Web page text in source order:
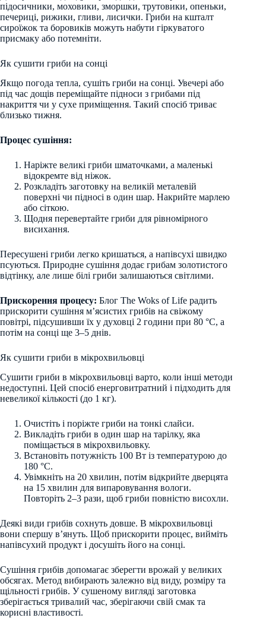
підосичники, моховики, зморшки, трутовики, опеньки,
печериці, рижики, гливи, лисички. Гриби на кшталт
сироїжок та боровиків можуть набути гіркуватого
присмаку або потемніти.
Як сушити гриби на сонці
Якщо погода тепла, сушіть гриби на сонці. Увечері або
під час дощів переміщайте підноси з грибами під
накриття чи у сухе приміщення. Такий спосіб триває
близько тижня.
Процес сушіння:
Наріжте великі гриби шматочками, а маленькі
відокремте від ніжок.
Розкладіть заготовку на великій металевій
поверхні чи підносі в один шар. Накрийте марлею
або сіткою.
Щодня перевертайте гриби для рівномірного
висихання.
Пересушені гриби легко кришаться, а напівсухі швидко
псуються. Природне сушіння додає грибам золотистого
відтінку, але лише білі гриби залишаються світлими.
Прискорення процесу: Блог The Woks of Life радить
прискорити сушіння м’ясистих грибів на свіжому
повітрі, підсушивши їх у духовці 2 години при 80 °C, а
потім на сонці ще 3–5 днів.
Як сушити гриби в мікрохвильовці
Сушити гриби в мікрохвильовці варто, коли інші методи
недоступні. Цей спосіб енерговитратний і підходить для
невеликої кількості (до 1 кг).
Очистіть і поріжте гриби на тонкі слайси.
Викладіть гриби в один шар на тарілку, яка
поміщається в мікрохвильовку.
Встановіть потужність 100 Вт із температурою до
180 °C.
Увімкніть на 20 хвилин, потім відкрийте дверцята
на 15 хвилин для випаровування вологи.
Повторіть 2–3 рази, щоб гриби повністю висохли.
Деякі види грибів сохнуть довше. В мікрохвильовці
вони спершу в’януть. Щоб прискорити процес, вийміть
напівсухий продукт і досушіть його на сонці.
Сушіння грибів допомагає зберегти врожай у великих
обсягах. Метод вибирають залежно від виду, розміру та
щільності грибів. У сушеному вигляді заготовка
зберігається тривалий час, зберігаючи свій смак та
корисні властивості.